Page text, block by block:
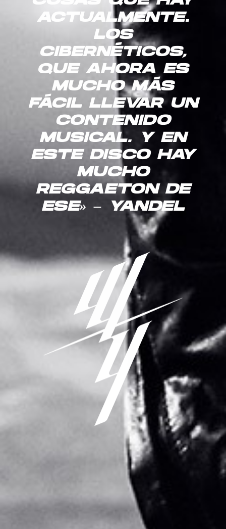
ACTUALMENTE.
LOS
CIBERNÉTICOS,
QUE AHORA ES
MUCHO MÁS
FÁCIL LLEVAR UN
CONTENIDO
MUSICAL. Y EN
ESTE DISCO HAY
MUCHO
REGGAETON DE
ESE» – YANDEL